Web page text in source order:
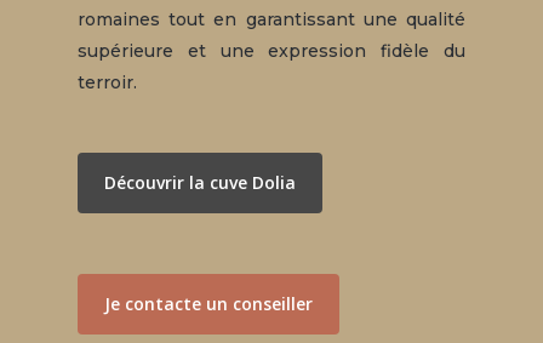
romaines tout en garantissant une qualité
supérieure et une expression fidèle du
terroir.
Découvrir la cuve Dolia
Je contacte un conseiller